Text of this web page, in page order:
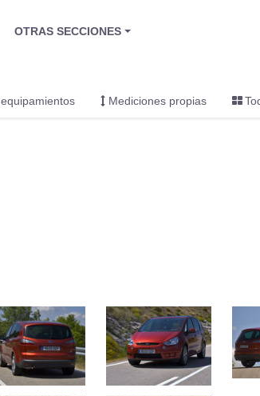
OTRAS SECCIONES
Mediciones propias